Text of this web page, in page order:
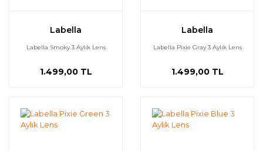
Labella
Labella Smoky 3 Aylık Lens
1.499,00 TL
Labella
Labella Pixie Gray 3 Aylık Lens
1.499,00 TL